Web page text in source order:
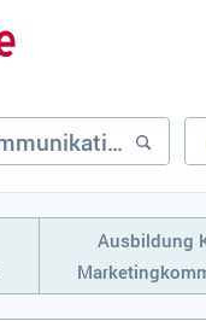
Ausbildung